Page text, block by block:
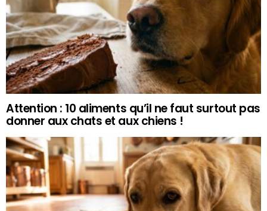
Attention : 10 aliments qu’il ne faut surtout pas
donner aux chats et aux chiens !